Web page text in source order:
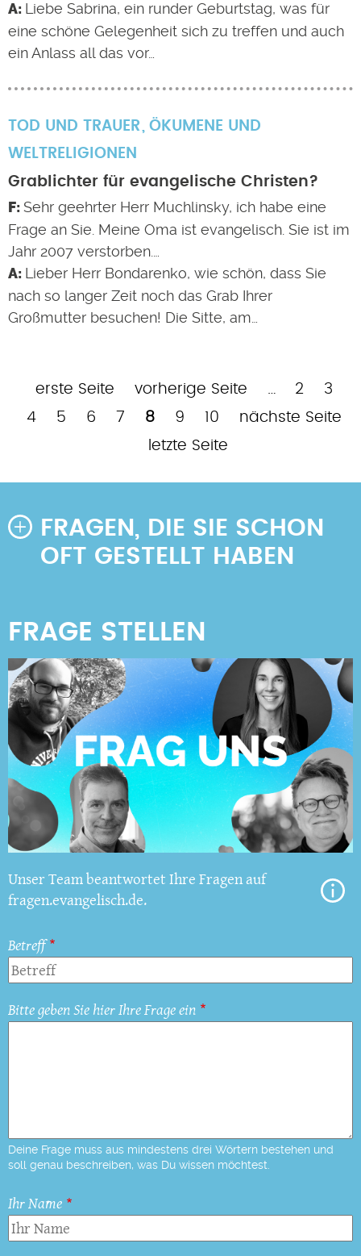
Liebe Sabrina, ein runder Geburtstag, was für
eine schöne Gelegenheit sich zu treffen und auch
ein Anlass all das vor…
TOD UND TRAUER
ÖKUMENE UND
WELTRELIGIONEN
Grablichter für evangelische Christen?
Sehr geehrter Herr Muchlinsky, ich habe eine
Frage an Sie. Meine Oma ist evangelisch. Sie ist im
Jahr 2007 verstorben.…
Lieber Herr Bondarenko, wie schön, dass Sie
nach so langer Zeit noch das Grab Ihrer
Großmutter besuchen! Die Sitte, am…
Seitennummerierung
Erste
Seite
erste Seite
Vorherige
Seite
vorherige Seite Page
2 3
4
Page
5 Page
6 Page
7
Aktuelle
Seite
8 Page
9 Page
10
Nächste
nächste Seite
Letzte
letzte Seite
FRAGEN, DIE SIE SCHON
OFT GESTELLT HABEN
Unser Team beantwortet Ihre Fragen auf
fragen.evangelisch.de.
Betreff
Bitte geben Sie hier Ihre Frage ein
Deine Frage muss aus mindestens drei Wörtern bestehen und
soll genau beschreiben, was Du wissen möchtest.
Ihr Name